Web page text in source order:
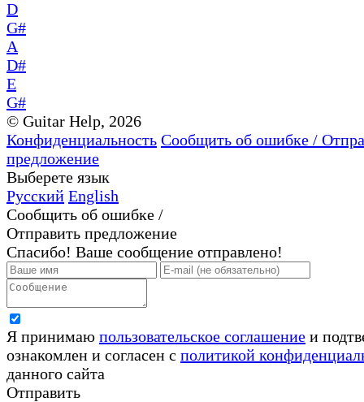
D
G#
A
D#
E
G#
© Guitar Help, 2026
Конфиденциальность Сообщить об ошибке /
предложение
Выберете язык
Русский English
Сообщить об ошибке /
Отправить предложение
Спасибо! Ваше сообщение отправлено!
Я принимаю пользовательское соглашение и
ознакомлен и согласен с политикой
данного сайта
Отправить